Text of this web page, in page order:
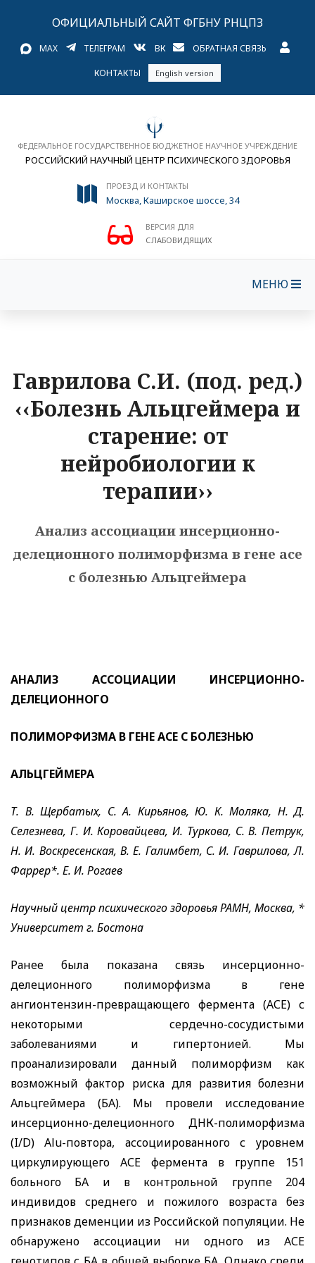
ОФИЦИАЛЬНЫЙ САЙТ ФГБНУ РНЦПЗ
MAX ТЕЛЕГРАМ ВК ОБРАТНАЯ СВЯЗЬ
КОНТАКТЫ English version
ФЕДЕРАЛЬНОЕ ГОСУДАРСТВЕННОЕ БЮДЖЕТНОЕ НАУЧНОЕ УЧРЕЖДЕНИЕ
РОССИЙСКИЙ НАУЧНЫЙ ЦЕНТР ПСИХИЧЕСКОГО ЗДОРОВЬЯ
ПРОЕЗД И КОНТАКТЫ
Москва, Каширское шоссе, 34
ВЕРСИЯ ДЛЯ
СЛАБОВИДЯЩИХ
МЕНЮ
Гаврилова С.И. (под. ред.)
‹‹Болезнь Альцгеймера и
старение: от
нейробиологии к
терапии››
Анализ ассоциации инсерционно-
делеционного полиморфизма в гене асе
с болезнью Альцгеймера
АНАЛИЗ АССОЦИАЦИИ ИНСЕРЦИОННО-
ДЕЛЕЦИОННОГО
ПОЛИМОРФИЗМА В ГЕНЕ АСЕ С БОЛЕЗНЬЮ
АЛЬЦГЕЙМЕРА
Т. В. Щербатых, С. А. Кирьянов, Ю. К. Моляка, Н. Д.
Селезнева, Г. И. Коровайцева, И. Туркова, С. В. Петрук,
Н. И. Воскресенская, В. Е. Галимбет, С. И. Гаврилова, Л.
Фappер*. Е. И. Рогаев
Научный центр психического здоровья РАМН, Москва, *
Университет г. Бостона
Ранее была показана связь инсерционно-
делеционного полиморфизма в гене
ангионтензин-превращающего фермента (АСЕ) с
некоторыми сердечно-сосудистыми
заболеваниями и гипертонией. Мы
проанализировали данный полиморфизм как
возможный фактор риска для развития болезни
Альцгеймера (БА). Мы провели исследование
инсерционно-делеционного ДНК-полиморфизма
(I/D)Alu-повтора, ассоциированного с уровнем
циркулирующего АСЕ фермента в группе 151
больного БА и в контрольной группе 204
индивидов среднего и пожилого возраста без
признаков деменции из Российской популяции. Не
обнаружено ассоциации ни одного из АСЕ